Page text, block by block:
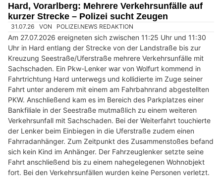
Hard, Vorarlberg: Mehrere Verkehrsunfälle auf
kurzer Strecke – Polizei sucht Zeugen
31.07.26 VON POLIZEI.NEWS REDAKTION
Am 27.07.2026 ereigneten sich zwischen 11:25 Uhr und 11:30